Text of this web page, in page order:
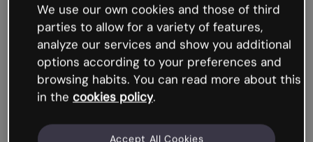
todos os superpoderes que
quiser
Porque aprender não pode ser algo chato.
Descubra dicas, microcursos, formações... tudo
o que você precisa para estar em dia com o
We use our own cookies and those of third
parties to allow for a variety of features,
analyze our services and show you additional
options according to your preferences and
browsing habits. You can read more about this
in the cookies policy.
Accept All Cookies